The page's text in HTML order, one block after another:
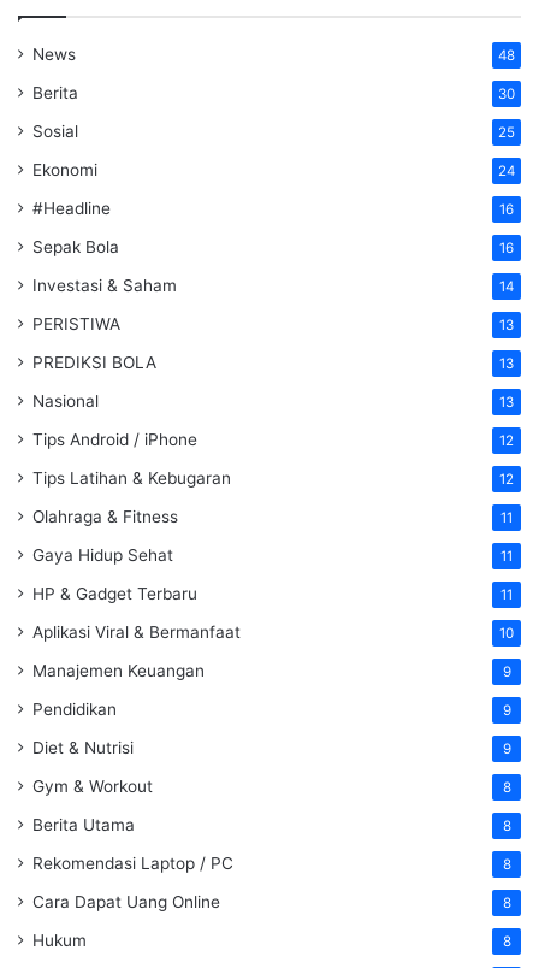
News 48
Berita 30
Sosial 25
Ekonomi 24
#Headline 16
Sepak Bola 16
Investasi & Saham 14
PERISTIWA 13
PREDIKSI BOLA 13
Nasional 13
Tips Android / iPhone 12
Tips Latihan & Kebugaran 12
Olahraga & Fitness 11
Gaya Hidup Sehat 11
HP & Gadget Terbaru 11
Aplikasi Viral & Bermanfaat 10
Manajemen Keuangan 9
Pendidikan 9
Diet & Nutrisi 9
Gym & Workout 8
Berita Utama 8
Rekomendasi Laptop / PC 8
Cara Dapat Uang Online 8
Hukum 8